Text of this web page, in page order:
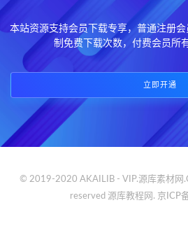
本站资源支持会员下载专享，普通注册
制免费下载次数，付费会员所
立即开通
© 2019-2020 AKAILIB - VIP.源库素材网
reserved 源库教程网. 京ICP